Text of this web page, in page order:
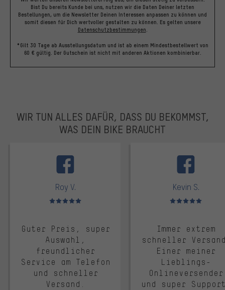
Bist Du bereits Kunde bei uns, nutzen wir die Daten Deiner letzten
Bestellungen, um die Newsletter Deinen Interessen anpassen zu können und
somit diesen für Dich wertvoller gestalten zu können. Es gelten unsere
Datenschutzbestimmungen.
*Gilt 30 Tage ab Ausstellungsdatum und ist ab einem Mindestbestellwert von
60 € gültig. Der Gutschein ist nicht mit anderen Aktionen kombinierbar.
WIR TUN ALLES DAFÜR, DASS DU BEKOMMST,
WAS DEIN BIKE BRAUCHT
Roy V.
Bewertungen: 5 von 5
Guter Preis, super
Auswahl,
freundlicher
Service am Telefon
und schneller
Versand.
Kevin S.
Bewertungen: 5 von 5
Immer extrem
schneller
Einer meiner
Lieblings-
Onlineversender
und super